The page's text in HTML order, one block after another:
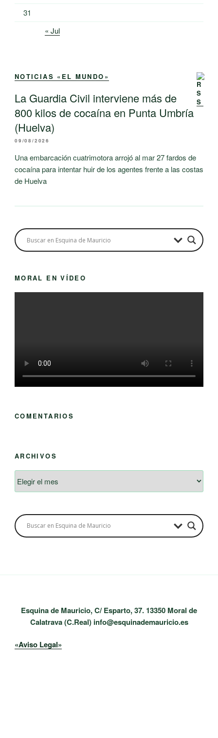
31
« Jul
NOTICIAS «EL MUNDO»
La Guardia Civil interviene más de
800 kilos de cocaína en Punta Umbría
(Huelva)
09/08/2026
Una embarcación cuatrimotora arrojó al mar 27 fardos de
cocaína para intentar huir de los agentes frente a las costas
de Huelva
MORAL EN VÍDEO
COMENTARIOS
ARCHIVOS
Esquina de Mauricio, C/ Esparto, 37. 13350 Moral de
Calatrava (C.Real) info@esquinademauricio.es
«Aviso Legal»